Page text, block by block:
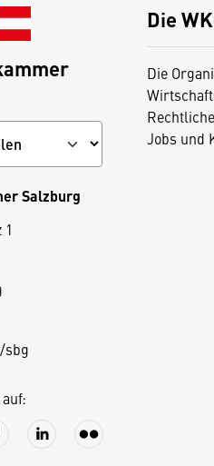
Die
Die
Jobs und
Salzburg
sbg